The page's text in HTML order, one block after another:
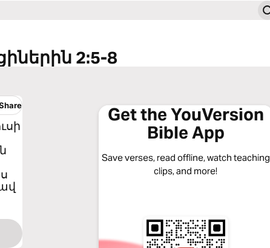
2:5-8
Get the YouVersion
Bible App
Save verses, read offline, watch teaching
clips, and more!